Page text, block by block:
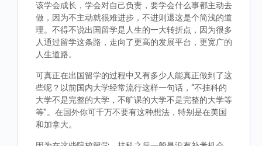
该学会成长，学会对自己负责，要学会什么事都主动去
做，因为不主动就很难进步，不进则退这是个简浅的道
理。不得不说出国留学是人生的一大转折点，因为很多
人通过留学这条路，走向了更高的发展平台，更宽广的
人生道路。
可真正在出国留学的过程中又有多少人能真正做到了这
些呢？以前国内大学经常流行这样一句话，“不挂科的
大学不是完整的大学，不旷课的大学不是完整的大学等
等”。在国外你可千万不要有这种想法，特别是在美国
和加拿大。